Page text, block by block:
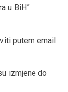
u BiH”
putem email
izmjene do